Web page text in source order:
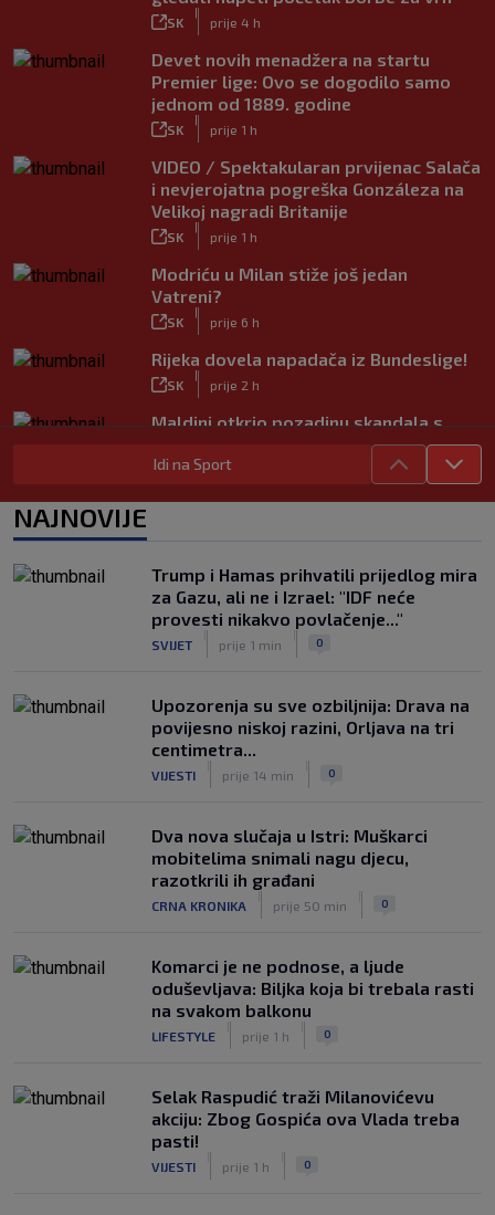
SK prije 4 h
Devet novih menadžera na startu
Premier lige: Ovo se dogodilo samo
jednom od 1889. godine
SK prije 1 h
VIDEO / Spektakularan prvijenac Salača
i nevjerojatna pogreška Gonzáleza na
Velikoj nagradi Britanije
SK prije 1 h
Modriću u Milan stiže još jedan
Vatreni?
SK prije 6 h
Rijeka dovela napadača iz Bundeslige!
SK prije 2 h
Maldini otkrio pozadinu skandala s
Pirlom: ‘Povjerenje više ne postoji’
SK
|
prije 3 h
Mourinho naljutio naše susjede
Osijek se preporodio, Špehar poručuje:
‘Mogu se nadati Europi’
SK prije 4 h
Idi na Sport
NAJNOVIJE
Trump i Hamas prihvatili prijedlog mira
za Gazu, ali ne i Izrael: "IDF neće
provesti nikakvo povlačenje..."
SVIJET prije 1 min 0
Upozorenja su sve ozbiljnija: Drava na
povijesno niskoj razini, Orljava na tri
centimetra...
VIJESTI prije 14 min 0
Dva nova slučaja u Istri: Muškarci
mobitelima snimali nagu djecu,
razotkrili ih građani
CRNA KRONIKA prije 50 min 0
Komarci je ne podnose, a ljude
oduševljava: Biljka koja bi trebala rasti
na svakom balkonu
LIFESTYLE prije 1 h 0
Selak Raspudić traži Milanovićevu
akciju: Zbog Gospića ova Vlada treba
pasti!
VIJESTI prije 1 h 0